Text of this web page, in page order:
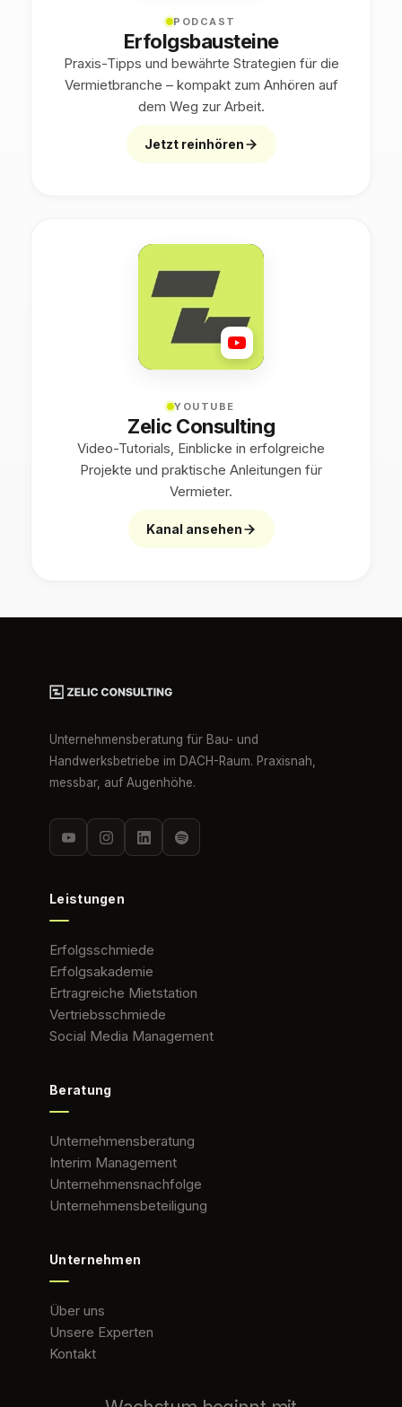
PODCAST
Erfolgsbausteine
Praxis-Tipps und bewährte Strategien für die
Vermietbranche – kompakt zum Anhören auf
dem Weg zur Arbeit.
Jetzt reinhören
YOUTUBE
Zelic Consulting
Video-Tutorials, Einblicke in erfolgreiche
Projekte und praktische Anleitungen für
Vermieter.
Kanal ansehen
Unternehmensberatung für Bau- und
Handwerksbetriebe im DACH-Raum. Praxisnah,
messbar, auf Augenhöhe.
Leistungen
Erfolgsschmiede
Erfolgsakademie
Ertragreiche Mietstation
Vertriebsschmiede
Social Media Management
Beratung
Unternehmensberatung
Interim Management
Unternehmensnachfolge
Unternehmensbeteiligung
Unternehmen
Über uns
Unsere Experten
Kontakt